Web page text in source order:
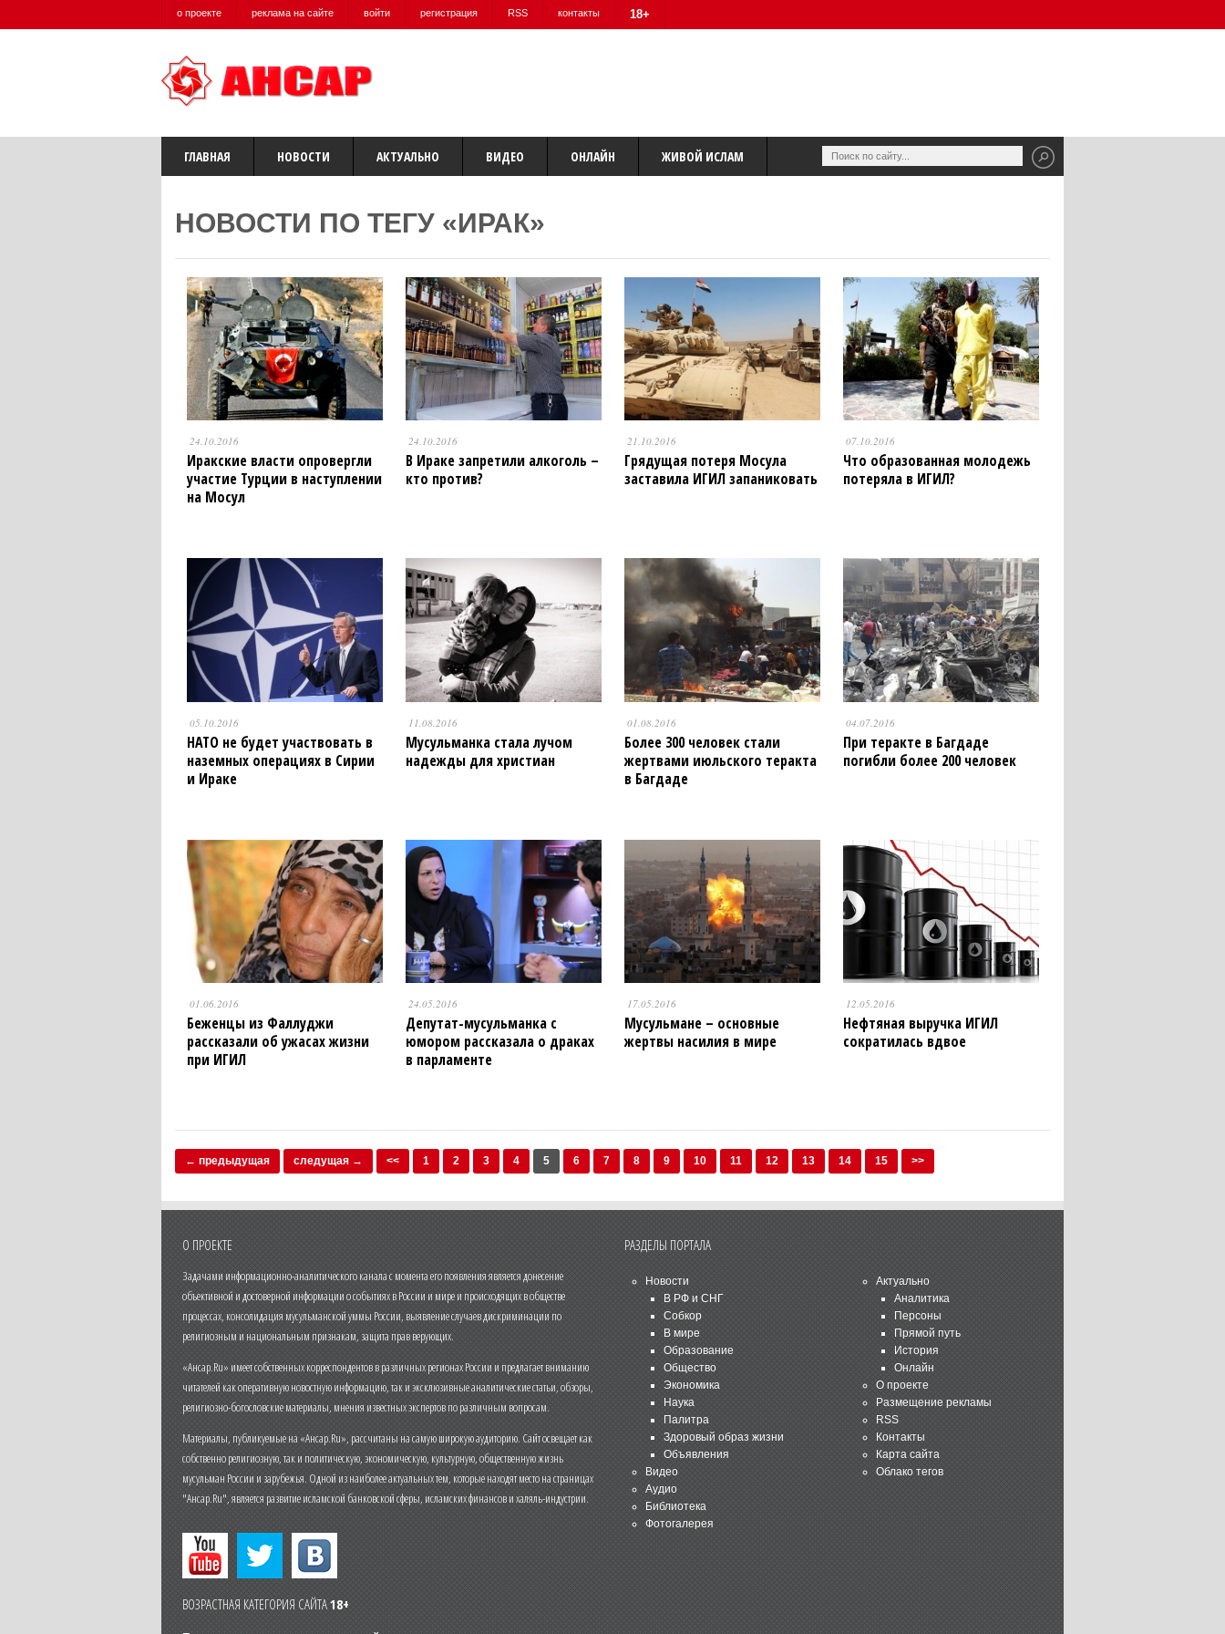
о проекте реклама на сайте войти регистрация RSS контакты 18+
ГЛАВНАЯ НОВОСТИ АКТУАЛЬНО ВИДЕО ОНЛАЙН ЖИВОЙ ИСЛАМ
НОВОСТИ ПО ТЕГУ «ИРАК»
24.10.2016
Иракские власти опровергли
участие Турции в наступлении
на Мосул
24.10.2016
В Ираке запретили алкоголь –
кто против?
21.10.2016
Грядущая потеря Мосула
заставила ИГИЛ запаниковать
07.10.2016
Что образованная молодежь
потеряла в ИГИЛ?
05.10.2016
НАТО не будет участвовать в
наземных операциях в Сирии
и Ираке
11.08.2016
Мусульманка стала лучом
надежды для христиан
01.08.2016
Более 300 человек стали
жертвами июльского теракта
в Багдаде
04.07.2016
При теракте в Багдаде
погибли более 200 человек
01.06.2016
Беженцы из Фаллуджи
рассказали об ужасах жизни
при ИГИЛ
24.05.2016
Депутат-мусульманка с
юмором рассказала о драках
в парламенте
17.05.2016
Мусульмане – основные
жертвы насилия в мире
12.05.2016
Нефтяная выручка ИГИЛ
сократилась вдвое
← предыдущая следущая → << 1 2 3 4 5 6 7 8 9 10 11 12 13 14 15 >>
О ПРОЕКТЕ
Задачами информационно-аналитического канала с момента его появления является донесение
объективной и достоверной информации о событиях в России и мире и происходящих в обществе
процессах, консолидация мусульманской уммы России, выявление случаев дискриминации по
религиозным и национальным признакам, защита прав верующих.
«Ансар.Ru» имеет собственных корреспондентов в различных регионах России и предлагает вниманию
читателей как оперативную новостную информацию, так и эксклюзивные аналитические статьи, обзоры,
религиозно-богословские материалы, мнения известных экспертов по различным вопросам.
Материалы, публикуемые на «Ансар.Ru», рассчитаны на самую широкую аудиторию. Сайт освещает как
собственно религиозную, так и политическую, экономическую, культурную, общественную жизнь
мусульман России и зарубежья. Одной из наиболее актуальных тем, которые находят место на страницах
"Ансар.Ru", является развитие исламской банковской сферы, исламских финансов и халяль-индустрии.
ВОЗРАСТНАЯ КАТЕГОРИЯ САЙТА18+
РАЗДЕЛЫ ПОРТАЛА
Новости
В РФ и СНГ
Собкор
В мире
Образование
Общество
Экономика
Наука
Палитра
Здоровый образ жизни
Объявления
Видео
Аудио
Библиотека
Фотогалерея
Актуально
Аналитика
Персоны
Прямой путь
История
Онлайн
О проекте
Размещение рекламы
RSS
Контакты
Карта сайта
Облако тегов